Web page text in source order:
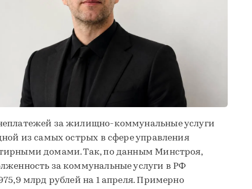
за жилищно-коммунальные услуги
из самых острых в сфере управления
домами. Так, по данным Минстроя,
за коммунальные услуги в РФ
млрд рублей на 1 апреля. Примерно